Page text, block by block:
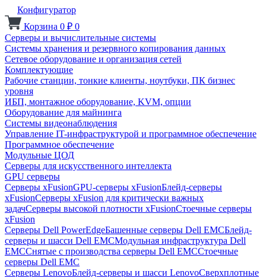
Конфигуратор
Корзина 0 ₽ 0
Серверы и вычислительные системы
Системы хранения и резервного копирования данных
Сетевое оборудование и организация сетей
Комплектующие
Рабочие станции, тонкие клиенты, ноутбуки, ПК бизнес
уровня
ИБП, монтажное оборудование, KVM, опции
Оборудование для майнинга
Системы видеонаблюдения
Управление IT-инфраструктурой и программное обеспечение
Программное обеспечение
Модульные ЦОД
Серверы для искусственного интеллекта
GPU серверы
Серверы xFusionGPU-серверы xFusionБлейд-серверы
xFusionСерверы xFusion для критически важных
задачСерверы высокой плотности xFusionСтоечные серверы
xFusion
Серверы Dell PowerEdgeБашенные серверы Dell EMCБлейд-
серверы и шасси Dell EMCМодульная инфраструктура Dell
EMCСнятые с производства серверы Dell EMCСтоечные
серверы Dell EMC
Серверы LenovoБлейд-серверы и шасси LenovoСверхплотные